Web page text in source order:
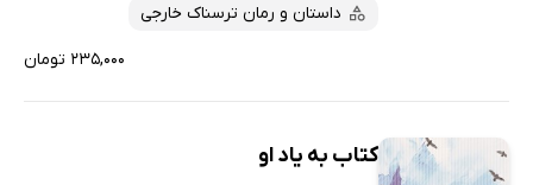
داستان و رمان ترسناک خارجی
۲۳۵,۰۰۰ تومان
کتاب به یاد او